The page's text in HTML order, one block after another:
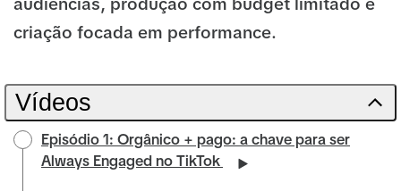
audiências, produção com budget limitado e
criação focada em performance.
Vídeos
Episódio 1: Orgânico + pago: a chave para ser
Always Engaged no TikTok